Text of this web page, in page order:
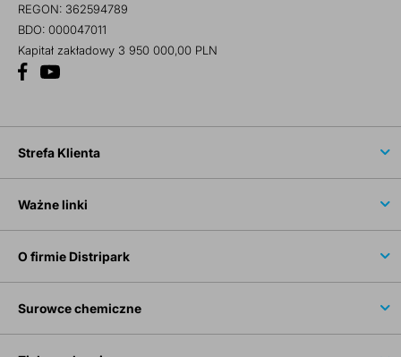
REGON: 362594789
BDO: 000047011
Kapitał zakładowy 3 950 000,00 PLN
Strefa Klienta
Ważne linki
O firmie Distripark
Surowce chemiczne